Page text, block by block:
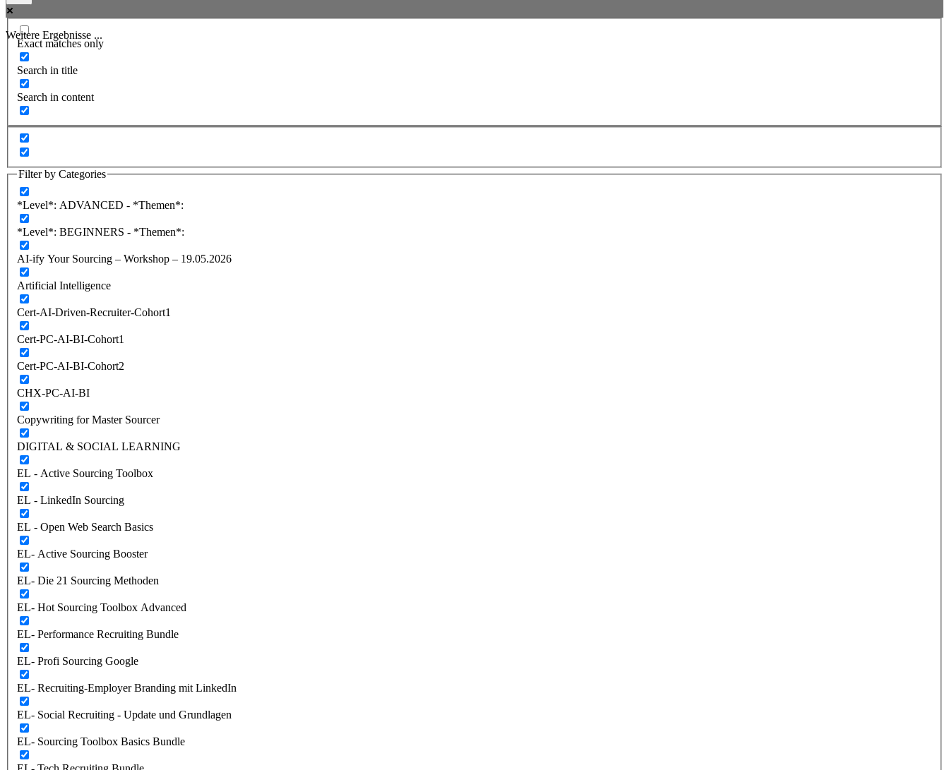
Weitere Ergebnisse ...
Exact matches only
Search in title
Search in content
Filter by Categories
*Level*: ADVANCED - *Themen*:
*Level*: BEGINNERS - *Themen*:
AI-ify Your Sourcing – Workshop – 19.05.2026
Artificial Intelligence
Cert-AI-Driven-Recruiter-Cohort1
Cert-PC-AI-BI-Cohort1
Cert-PC-AI-BI-Cohort2
CHX-PC-AI-BI
Copywriting for Master Sourcer
DIGITAL & SOCIAL LEARNING
EL - Active Sourcing Toolbox
EL - LinkedIn Sourcing
EL - Open Web Search Basics
EL- Active Sourcing Booster
EL- Die 21 Sourcing Methoden
EL- Hot Sourcing Toolbox Advanced
EL- Performance Recruiting Bundle
EL- Profi Sourcing Google
EL- Recruiting-Employer Branding mit LinkedIn
EL- Social Recruiting - Update und Grundlagen
EL- Sourcing Toolbox Basics Bundle